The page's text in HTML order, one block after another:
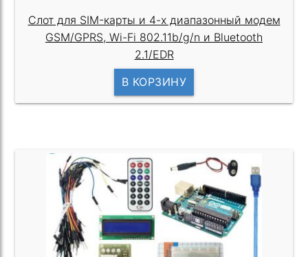
Слот для SIM-карты и 4-х диапазонный модем
GSM/GPRS, Wi-Fi 802.11b/g/n и Bluetooth
2.1/EDR
В КОРЗИНУ